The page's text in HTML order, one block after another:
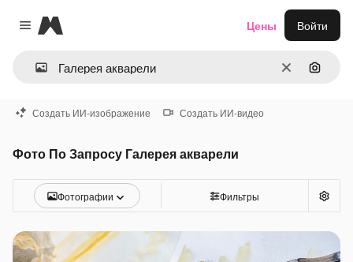
Close menu
Magnific
ОчиститьПоиск
Цены Войти
Создать ИИ-изображение Создать ИИ-видео
Фото По Запросу Галерея акварели
Фотографии Фильтры